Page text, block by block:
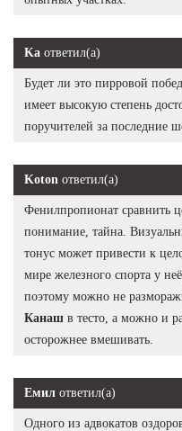
Ka ответил(а)
Будет ли это пирровой
имеет высокую степень
поручителей за последние
Koton ответил(а)
Фенилпропионат сравнить
понимание, тайна.
тонус может привести к
мире железного спорта у
поэтому можно не
Канаш в тесто, а можно и
осторожнее вмешивать.
Емил ответил(а)
Одного из адвокатов